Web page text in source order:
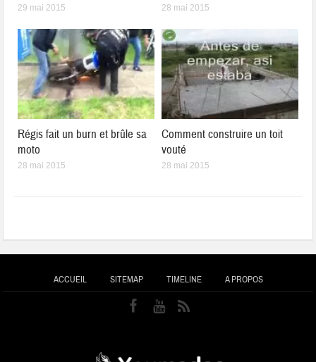
29 mai 2015 28 mai 2015
Régis fait un burn et brûle sa
moto
28 mai 2015
Comment construire un toit
vouté
28 mai 2015
ACCUEIL SITEMAP TIMELINE A PROPOS